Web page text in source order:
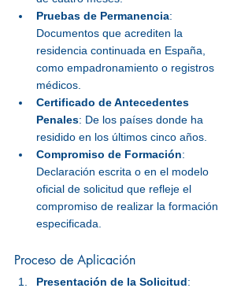
Pruebas de Permanencia:
Documentos que acrediten la
residencia continuada en España,
como empadronamiento o registros
médicos.
Certificado de Antecedentes
Penales: De los países donde ha
residido en los últimos cinco años.
Compromiso de Formación:
Declaración escrita o en el modelo
oficial de solicitud que refleje el
compromiso de realizar la formación
especificada.
Proceso de Aplicación
Presentación de la Solicitud: